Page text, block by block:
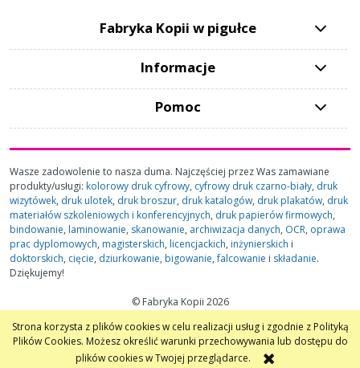
Strona korzysta z plików cookies w celu realizacji usług i zgodnie z Polityką
Plików Cookies. Możesz określić warunki przechowywania lub dostępu do
plików cookies w Twojej przeglądarce.
Fabryka Kopii w pigułce
Informacje
Pomoc
Wasze zadowolenie to nasza duma. Najczęściej przez Was zamawiane
produkty/usługi: kolorowy druk cyfrowy, cyfrowy druk czarno-biały, druk
wizytówek, druk ulotek, druk broszur, druk katalogów, druk plakatów, druk
materiałów szkoleniowych i konferencyjnych, druk papierów firmowych,
bindowanie, laminowanie, skanowanie, archiwizacja danych, OCR, oprawa
prac dyplomowych, magisterskich, licencjackich, inżynierskich i
doktorskich, cięcie, dziurkowanie, bigowanie,falcowanie i składanie.
Dziękujemy!
© Fabryka Kopii 2026
pokaż pełną wersję strony
Sklep internetowy Shoper.pl